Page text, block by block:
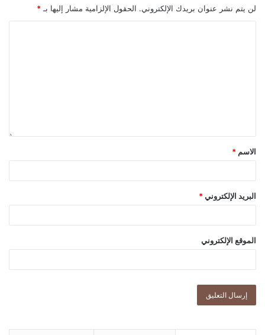
لن يتم نشر عنوان بريدك الإلكتروني. الحقول الإلزامية مشار إليها بـ *
الاسم *
البريد الإلكتروني *
الموقع الإلكتروني